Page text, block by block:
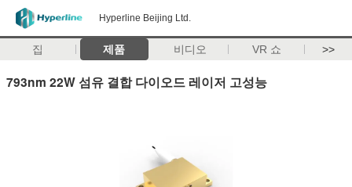
Hyperline Beijing Ltd.
집 제품 비디오 VR 쇼 >>
793nm 22W 섬유 결합 다이오드 레이저 고성능